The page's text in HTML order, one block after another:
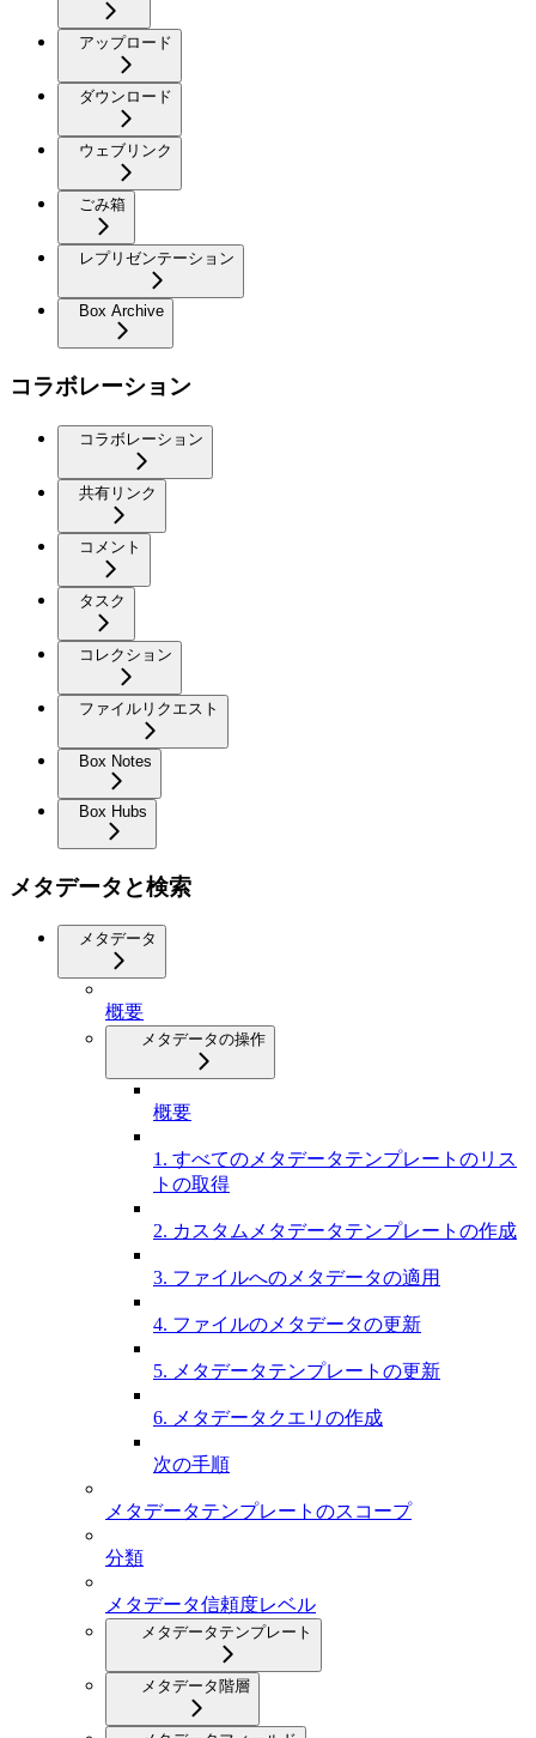
アップロード
ダウンロード
ウェブリンク
ごみ箱
レプリゼンテーション
Box Archive
コラボレーション
コラボレーション
共有リンク
コメント
タスク
コレクション
ファイルリクエスト
Box Notes
Box Hubs
メタデータと検索
メタデータ
概要
メタデータの操作
概要
1. すべてのメタデータテンプレートのリス
トの取得
2. カスタムメタデータテンプレートの作成
3. ファイルへのメタデータの適用
4. ファイルのメタデータの更新
5. メタデータテンプレートの更新
6. メタデータクエリの作成
次の手順
メタデータテンプレートのスコープ
分類
メタデータ信頼度レベル
メタデータテンプレート
メタデータ階層